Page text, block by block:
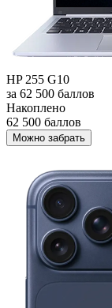
HP 255 G10
за 62 500 баллов
Накоплено
62 500 баллов
Можно забрать